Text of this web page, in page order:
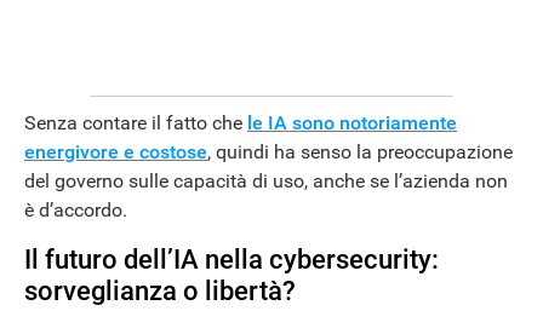
Senza contare il fatto che le IA sono notoriamente
energivore e costose, quindi ha senso la preoccupazione
del governo sulle capacità di uso, anche se l’azienda non
è d’accordo.
Il futuro dell’IA nella cybersecurity:
sorveglianza o libertà?